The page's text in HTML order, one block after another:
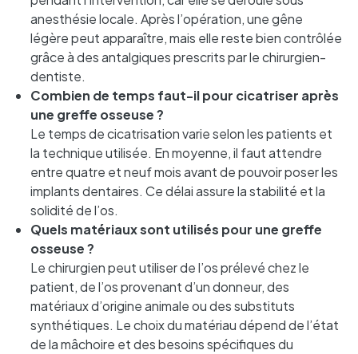
anesthésie locale. Après l’opération, une gêne
légère peut apparaître, mais elle reste bien contrôlée
grâce à des antalgiques prescrits par le chirurgien-
dentiste.
Combien de temps faut-il pour cicatriser après
une greffe osseuse ?
Le temps de cicatrisation varie selon les patients et
la technique utilisée. En moyenne, il faut attendre
entre quatre et neuf mois avant de pouvoir poser les
implants dentaires. Ce délai assure la stabilité et la
solidité de l’os.
Quels matériaux sont utilisés pour une greffe
osseuse ?
Le chirurgien peut utiliser de l’os prélevé chez le
patient, de l’os provenant d’un donneur, des
matériaux d’origine animale ou des substituts
synthétiques. Le choix du matériau dépend de l’état
de la mâchoire et des besoins spécifiques du